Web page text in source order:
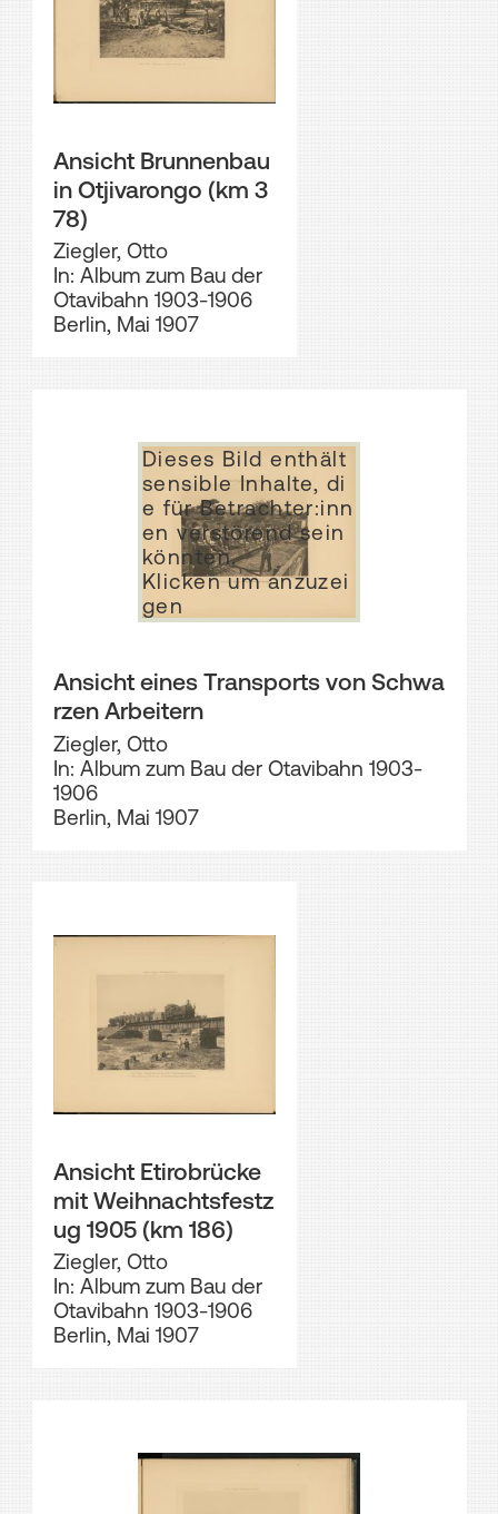
Ansicht Brunnenbau
in Otjivarongo (km 3
78)
Ziegler, Otto
In: Album zum Bau der
Otavibahn 1903-1906
Berlin, Mai 1907
Dieses Bild enthält
sensible Inhalte, di
e für Betrachter:inn
en verstörend sein
könnten.
Klicken um anzuzei
gen
Ansicht eines Transports von Schwa
rzen Arbeitern
Ziegler, Otto
In: Album zum Bau der Otavibahn 1903-
1906
Berlin, Mai 1907
Ansicht Etirobrücke
mit Weihnachtsfestz
ug 1905 (km 186)
Ziegler, Otto
In: Album zum Bau der
Otavibahn 1903-1906
Berlin, Mai 1907